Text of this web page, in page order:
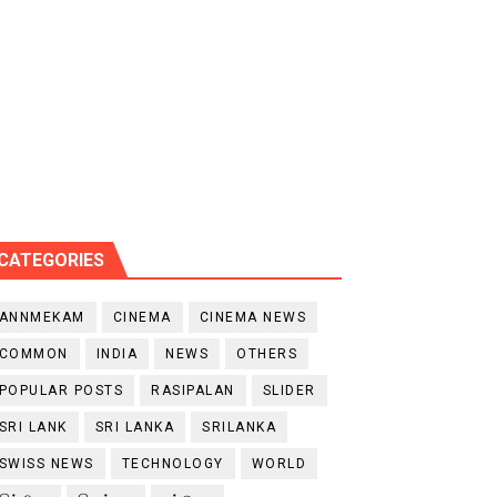
ANNMEKAM CINEMA CINEMA NEWS
COMMON INDIA NEWS OTHERS
POPULAR POSTS RASIPALAN SLIDER
SRI LANK SRI LANKA SRILANKA
SWISS NEWS TECHNOLOGY WORLD